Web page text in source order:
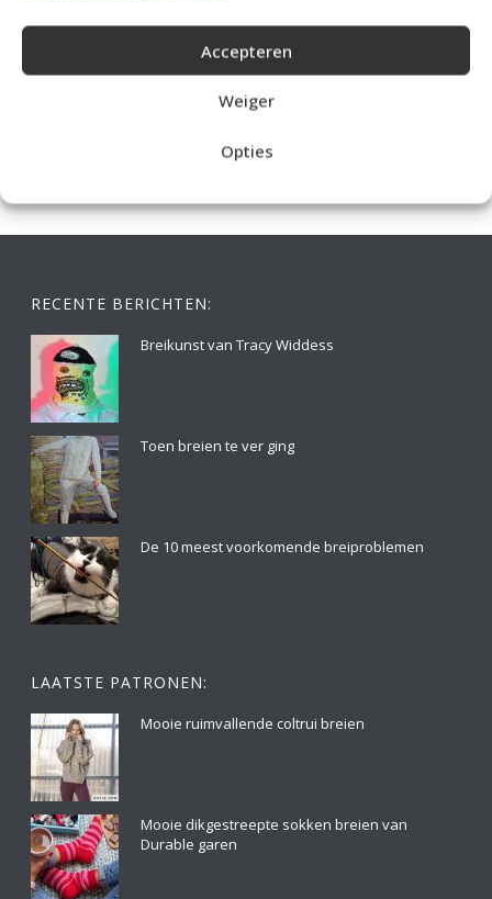
Accepteren
Weiger
Opties
IDEALE CAPUCHONTRUI BREIEN VOOR THUIS OP DE BANK
RECENTE BERICHTEN:
Breikunst van Tracy Widdess
Toen breien te ver ging
De 10 meest voorkomende breiproblemen
LAATSTE PATRONEN:
Mooie ruimvallende coltrui breien
Mooie dikgestreepte sokken breien van
Durable garen